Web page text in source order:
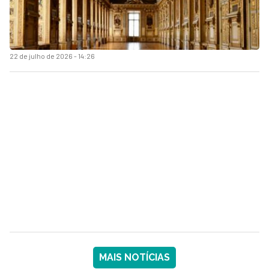
22 de julho de 2026 - 14:26
MAIS NOTÍCIAS